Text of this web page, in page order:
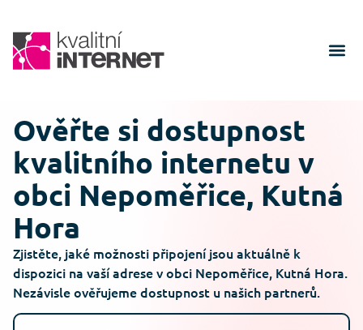
Ověřte si dostupnost
kvalitního internetu v
obci Nepoměřice, Kutná
Hora
Zjistěte, jaké možnosti připojení jsou aktuálně k
dispozici na vaší adrese v obci Nepoměřice, Kutná Hora.
Nezávisle ověřujeme dostupnost u našich partnerů.